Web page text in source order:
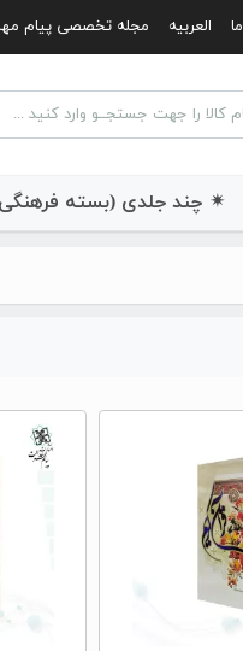
العربیه مجله تخصصی پیام
✴ چند جلدی (بسته